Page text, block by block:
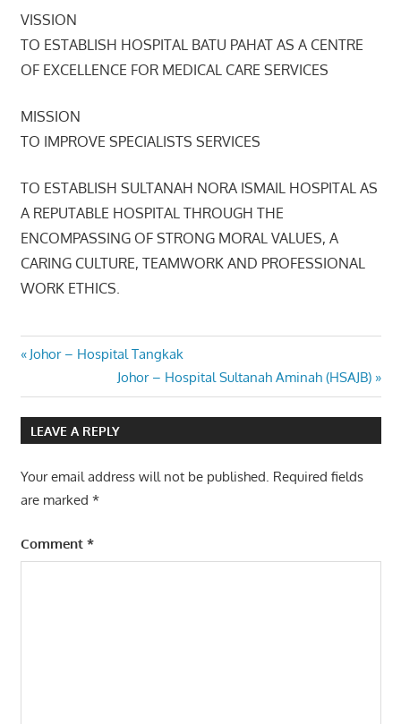
VISSION
TO ESTABLISH HOSPITAL BATU PAHAT AS A CENTRE
OF EXCELLENCE FOR MEDICAL CARE SERVICES
MISSION
TO IMPROVE SPECIALISTS SERVICES
TO ESTABLISH SULTANAH NORA ISMAIL HOSPITAL AS
A REPUTABLE HOSPITAL THROUGH THE
ENCOMPASSING OF STRONG MORAL VALUES, A
CARING CULTURE, TEAMWORK AND PROFESSIONAL
WORK ETHICS.
Post
navigation
Previous
Johor – Hospital Tangkak
Next
Post:
Johor – Hospital Sultanah Aminah (HSAJB)
LEAVE A REPLY
Your email address will not be published. Required fields
are marked *
Comment *